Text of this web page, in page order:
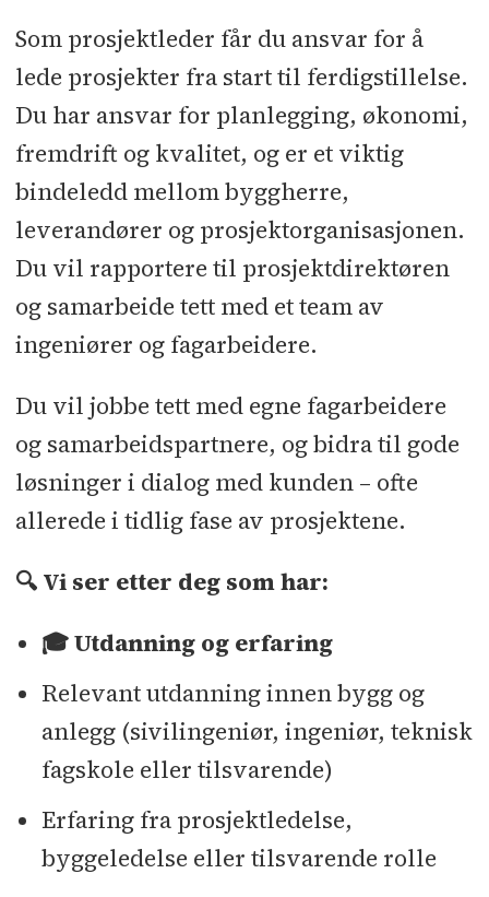
Som prosjektleder får du ansvar for å
lede prosjekter fra start til ferdigstillelse.
Du har ansvar for planlegging, økonomi,
fremdrift og kvalitet, og er et viktig
bindeledd mellom byggherre,
leverandører og prosjektorganisasjonen.
Du vil rapportere til prosjektdirektøren
og samarbeide tett med et team av
ingeniører og fagarbeidere.
Du vil jobbe tett med egne fagarbeidere
og samarbeidspartnere, og bidra til gode
løsninger i dialog med kunden – ofte
allerede i tidlig fase av prosjektene.
🔍 Vi ser etter deg som har:
🎓 Utdanning og erfaring
Relevant utdanning innen bygg og
anlegg (sivilingeniør, ingeniør, teknisk
fagskole eller tilsvarende)
Erfaring fra prosjektledelse,
byggeledelse eller tilsvarende rolle